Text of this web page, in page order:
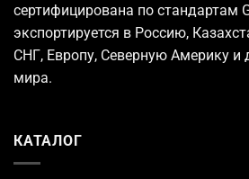
сертифицирована по стандартам
экспортируется в Россию,
СНГ, Европу, Северную Америку и
мира.
КАТАЛОГ